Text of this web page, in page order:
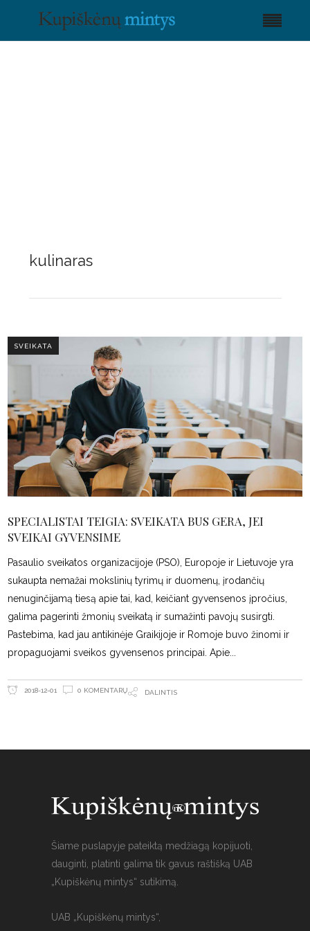
kulinaras
SVEIKATA
SPECIALISTAI TEIGIA: SVEIKATA BUS GERA, JEI
SVEIKAI GYVENSIME
Pasaulio sveikatos organizacijoje (PSO), Europoje ir Lietuvoje yra
sukaupta nemažai mokslinių tyrimų ir duomenų, įrodančių
nenuginčijamą tiesą apie tai, kad, keičiant gyvensenos įpročius,
galima pagerinti žmonių sveikatą ir sumažinti pavojų susirgti.
Pastebima, kad jau antikinėje Graikijoje ir Romoje buvo žinomi ir
propaguojami sveikos gyvensenos principai. Apie
2018-12-01 0 KOMENTARŲ DALINTIS
Šiame puslapyje pateiktą medžiagą kopijuoti,
dauginti, platinti galima tik gavus raštišką UAB
„Kupiškėnų mintys“ sutikimą.
UAB „Kupiškėnų mintys“,